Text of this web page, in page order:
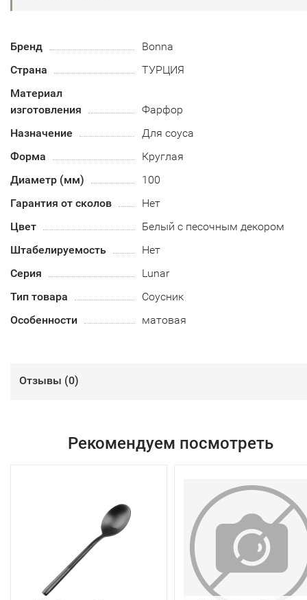
Бренд
Bonna
Страна
ТУРЦИЯ
Материал
изготовления
Фарфор
Назначение
Для соуса
Форма
Круглая
Диаметр (мм)
100
Гарантия от сколов
Нет
Цвет
Белый с песочным декором
Штабелируемость
Нет
Серия
Lunar
Тип товара
Соусник
Особенности
матовая
Отзывы (0)
Рекомендуем посмотреть